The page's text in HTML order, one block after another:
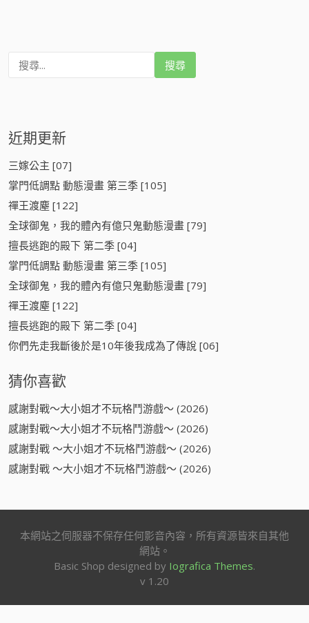
近期更新
三嫁公主 [07]
掌門低調點 動態漫畫 第三季 [105]
禪王渡塵 [122]
全球御鬼，我的體內有億只鬼動態漫畫 [79]
擅長逃跑的殿下 第二季 [04]
掌門低調點 動態漫畫 第三季 [105]
全球御鬼，我的體內有億只鬼動態漫畫 [79]
禪王渡塵 [122]
擅長逃跑的殿下 第二季 [04]
你們先走我斷後於是10年後我成為了傳說 [06]
猜你喜歡
感謝對戰～大小姐才不玩格鬥游戲～ (2026)
感謝對戰～大小姐才不玩格鬥游戲～ (2026)
感謝對戰 ～大小姐才不玩格鬥游戲～ (2026)
感謝對戰 ～大小姐才不玩格鬥游戲～ (2026)
本網站之伺服器不保存任何影音內容，所有資源皆來自其他
網站。
Basic Shop designed by Iografica Themes.
v 1.20